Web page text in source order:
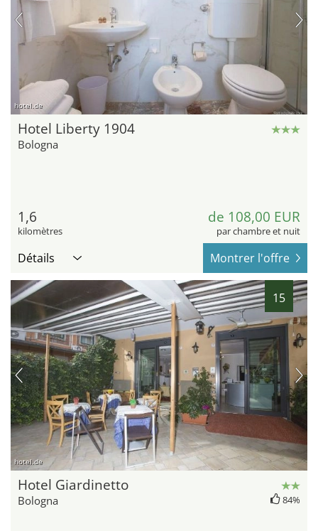
hotel.de
Hotel Liberty 1904
Bologna
1,6
kilomètres
de 108,00 EUR
par chambre et nuit
Détails Montrer l'offre
15
hotel.de
Hotel Giardinetto
Bologna 84%